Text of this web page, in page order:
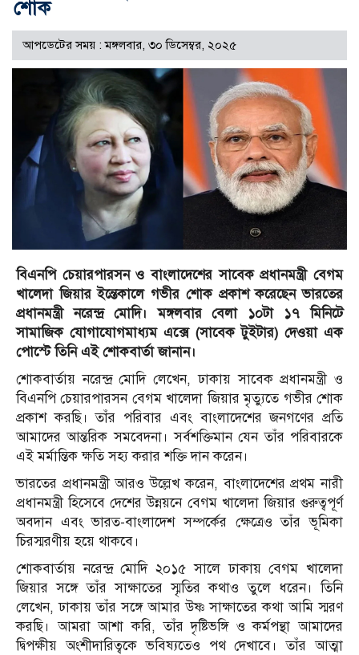
শোক
আপডেটের সময় : মঙ্গলবার, ৩০ ডিসেম্বর, ২০২৫
বিএনপি চেয়ারপারসন ও বাংলাদেশের সাবেক প্রধানমন্ত্রী বেগম
খালেদা জিয়ার ইন্তেকালে গভীর শোক প্রকাশ করেছেন ভারতের
প্রধানমন্ত্রী নরেন্দ্র মোদি। মঙ্গলবার বেলা ১০টা ১৭ মিনিটে
সামাজিক যোগাযোগমাধ্যম এক্সে (সাবেক টুইটার) দেওয়া এক
পোস্টে তিনি এই শোকবার্তা জানান।
শোকবার্তায় নরেন্দ্র মোদি লেখেন, ঢাকায় সাবেক প্রধানমন্ত্রী ও
বিএনপি চেয়ারপারসন বেগম খালেদা জিয়ার মৃত্যুতে গভীর শোক
প্রকাশ করছি। তাঁর পরিবার এবং বাংলাদেশের জনগণের প্রতি
আমাদের আন্তরিক সমবেদনা। সর্বশক্তিমান যেন তাঁর পরিবারকে
এই মর্মান্তিক ক্ষতি সহ্য করার শক্তি দান করেন।
ভারতের প্রধানমন্ত্রী আরও উল্লেখ করেন, বাংলাদেশের প্রথম নারী
প্রধানমন্ত্রী হিসেবে দেশের উন্নয়নে বেগম খালেদা জিয়ার গুরুত্বপূর্ণ
অবদান এবং ভারত-বাংলাদেশ সম্পর্কের ক্ষেত্রেও তাঁর ভূমিকা
চিরস্মরণীয় হয়ে থাকবে।
শোকবার্তায় নরেন্দ্র মোদি ২০১৫ সালে ঢাকায় বেগম খালেদা
জিয়ার সঙ্গে তাঁর সাক্ষাতের স্মৃতির কথাও তুলে ধরেন। তিনি
লেখেন, ঢাকায় তাঁর সঙ্গে আমার উষ্ণ সাক্ষাতের কথা আমি স্মরণ
করছি। আমরা আশা করি, তাঁর দৃষ্টিভঙ্গি ও কর্মপন্থা আমাদের
দ্বিপক্ষীয় অংশীদারিত্বকে ভবিষ্যতেও পথ দেখাবে। তাঁর আত্মা